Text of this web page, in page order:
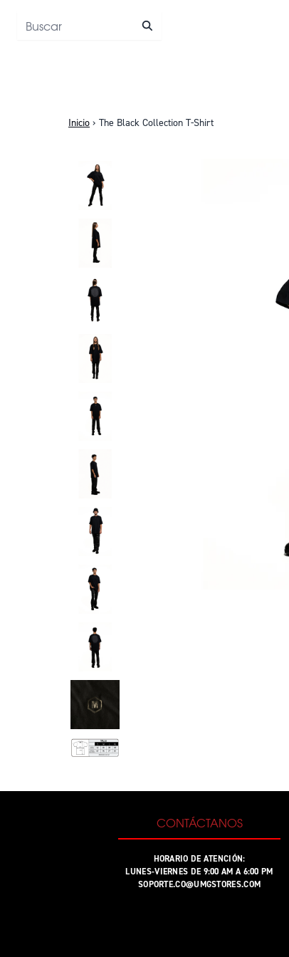
Inicio › The Black Collection T-Shirt
CONTÁCTANOS
HORARIO DE ATENCIÓN:
LUNES-VIERNES DE 9:00 AM A 6:00 PM
SOPORTE.CO@UMGSTORES.COM